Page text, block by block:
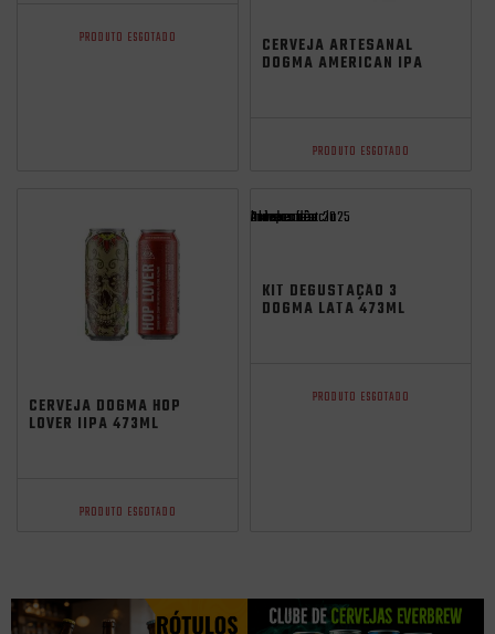
PRODUTO ESGOTADO CERVEJA ARTESANAL
DOGMA AMERICAN IPA
PRODUTO ESGOTADO
CERVEJA DOGMA HOP
LOVER IIPA 473ML
PRODUTO ESGOTADO
Promocoes
Aniversario
independência
oktoberfest 2025
KIT DEGUSTAÇÃO 3
DOGMA LATA 473ML
PRODUTO ESGOTADO